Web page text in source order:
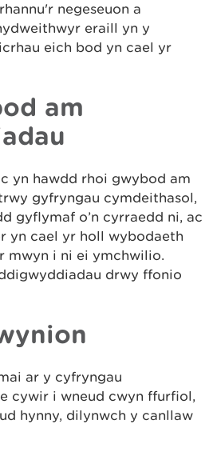
negeseuon a
eraill yn y
eich bod yn cael yr
am
yn hawdd rhoi gwybod am
gyfryngau cymdeithasol,
gyflymaf o’n cyrraedd ni, ac
yn cael yr holl wybodaeth
mwyn i ni ei ymchwilio.
drwy ffonio
ar y cyfryngau
cywir i wneud cwyn ffurfiol,
hynny, dilynwch y canllaw